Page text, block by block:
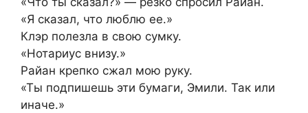
«Я сказал, что люблю ее.»
Клэр полезла в свою сумку.
«Нотариус внизу.»
Райан крепко сжал мою руку.
«Ты подпишешь эти бумаги, Эмили. Так или
иначе.»